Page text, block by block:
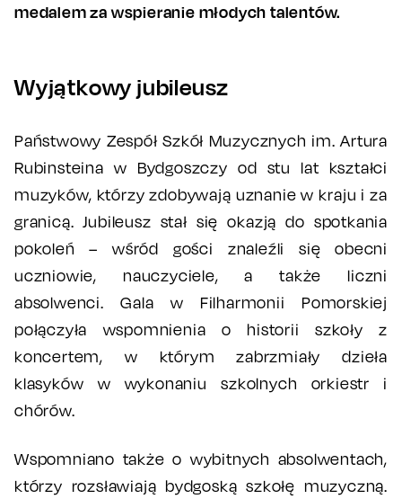
medalem za wspieranie młodych talentów.
Wyjątkowy jubileusz
Państwowy Zespół Szkół Muzycznych im. Artura
Rubinsteina w Bydgoszczy od stu lat kształci
muzyków, którzy zdobywają uznanie w kraju i za
granicą. Jubileusz stał się okazją do spotkania
pokoleń – wśród gości znaleźli się obecni
uczniowie, nauczyciele, a także liczni
absolwenci. Gala w Filharmonii Pomorskiej
połączyła wspomnienia o historii szkoły z
koncertem, w którym zabrzmiały dzieła
klasyków w wykonaniu szkolnych orkiestr i
chórów.
Wspomniano także o wybitnych absolwentach,
którzy rozsławiają bydgoską szkołę muzyczną.